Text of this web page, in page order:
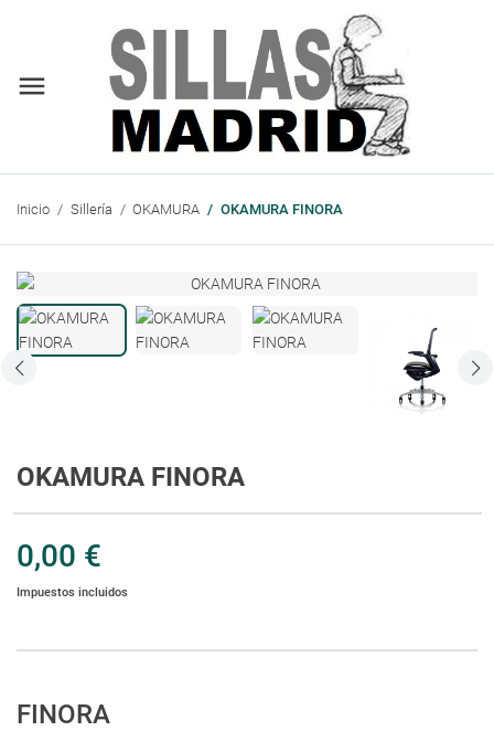
Inicio Sillería OKAMURA OKAMURA FINORA
OKAMURA FINORA
0,00 €
Impuestos incluidos
FINORA